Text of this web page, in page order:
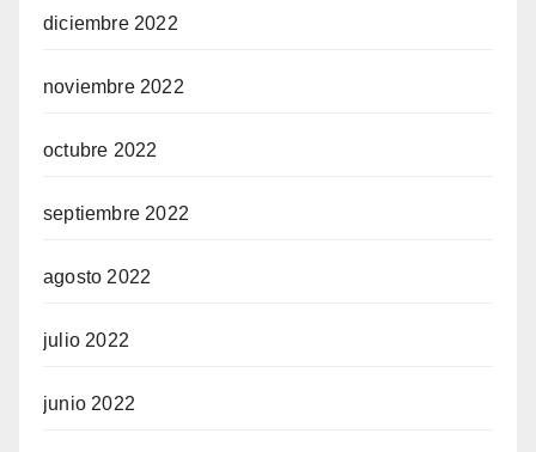
diciembre 2022
noviembre 2022
octubre 2022
septiembre 2022
agosto 2022
julio 2022
junio 2022